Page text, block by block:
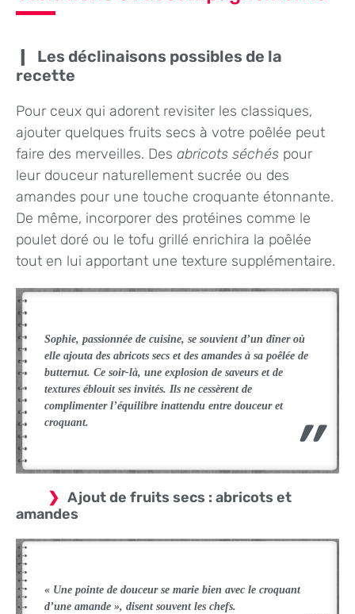
Les déclinaisons possibles de la
recette
Pour ceux qui adorent revisiter les classiques,
ajouter quelques fruits secs à votre poêlée peut
faire des merveilles. Des abricots séchés pour
leur douceur naturellement sucrée ou des
amandes pour une touche croquante étonnante.
De même, incorporer des protéines comme le
poulet doré ou le tofu grillé enrichira la poêlée
tout en lui apportant une texture supplémentaire.
Sophie, passionnée de cuisine, se souvient d’un dîner où
elle ajouta des abricots secs et des amandes à sa poêlée de
butternut. Ce soir-là, une explosion de saveurs et de
textures éblouit ses invités. Ils ne cessèrent de
complimenter l’équilibre inattendu entre douceur et
croquant.
Ajout de fruits secs : abricots et
amandes
« Une pointe de douceur se marie bien avec le croquant
d’une amande », disent souvent les chefs.